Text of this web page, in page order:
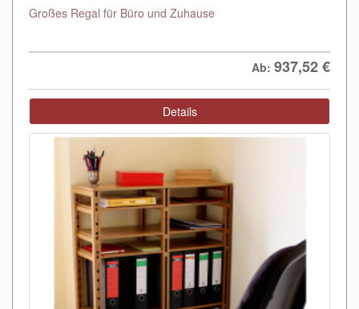
Großes Regal für Büro und Zuhause
Ab: 937,52€
Details